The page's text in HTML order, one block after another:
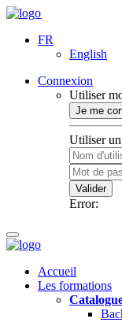
FR
English
Connexion
Utiliser
Je me
Utiliser
Valider
Error:
Accueil
Les formations